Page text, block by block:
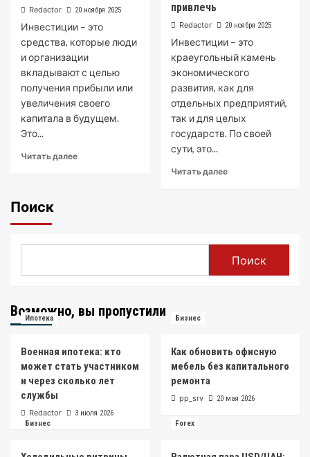
руководство
Redactor 20 ноября 2025
Инвестиции – это
средства, которые люди
и организации
вкладывают с целью
получения прибыли или
увеличения своего
капитала в будущем.
Это...
Читать далееRead
риски
привлечь
Redactor 20 ноября 2025
Инвестиции – это
краеугольный камень
экономического
развития, как для
отдельных предприятий,
так и для целых
государств. По своей
сути, это...
Читать далееRead
нужны
и
Поиск
Поиск
Возможно, вы пропустили
Ипотека
Военная ипотека: кто
может стать участником
и через сколько лет
службы
Redactor 3 июля 2026
Бизнес
Как обновить офисную
мебель без капитального
ремонта
pp_srv 20 мая 2026
Бизнес Forex